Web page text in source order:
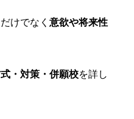
けでなく 意欲や将来性
・対策・併願校を詳し